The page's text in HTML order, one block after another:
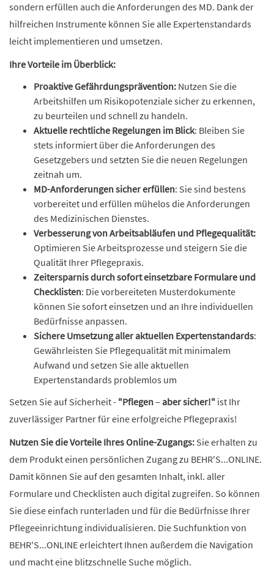
sondern erfüllen auch die Anforderungen des MD. Dank der
hilfreichen Instrumente können Sie alle Expertenstandards
leicht implementieren und umsetzen.
Ihre Vorteile im Überblick:
Proaktive Gefährdungsprävention: Nutzen Sie die
Arbeitshilfen um Risikopotenziale sicher zu erkennen,
zu beurteilen und schnell zu handeln.
Aktuelle rechtliche Regelungen im Blick: Bleiben Sie
stets informiert über die Anforderungen des
Gesetzgebers und setzten Sie die neuen Regelungen
zeitnah um.
MD-Anforderungen sicher erfüllen: Sie sind bestens
vorbereitet und erfüllen mühelos die Anforderungen
des Medizinischen Dienstes.
Verbesserung von Arbeitsabläufen und Pflegequalität:
Optimieren Sie Arbeitsprozesse und steigern Sie die
Qualität Ihrer Pflegepraxis.
Zeitersparnis durch sofort einsetzbare Formulare und
Checklisten: Die vorbereiteten Musterdokumente
können Sie sofort einsetzen und an Ihre individuellen
Bedürfnisse anpassen.
Sichere Umsetzung aller aktuellen Expertenstandards:
Gewährleisten Sie Pflegequalität mit minimalem
Aufwand und setzen Sie alle aktuellen
Expertenstandards problemlos um
Setzen Sie auf Sicherheit - "Pflegen– aber sicher!" ist Ihr
zuverlässiger Partner für eine erfolgreiche Pflegepraxis!
Nutzen Sie die Vorteile Ihres Online-Zugangs: Sie erhalten zu
dem Produkt einen persönlichen Zugang zu BEHR'S...ONLINE.
Damit können Sie auf den gesamten Inhalt, inkl. aller
Formulare und Checklisten auch digital zugreifen. So können
Sie diese einfach runterladen und für die Bedürfnisse Ihrer
Pflegeeinrichtung individualisieren. Die Suchfunktion von
BEHR'S...ONLINE erleichtert Ihnen außerdem die Navigation
und macht eine blitzschnelle Suche möglich.